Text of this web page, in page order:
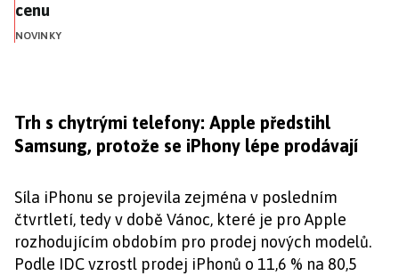
cenu
NOVINKY
Trh s chytrými telefony: Apple předstihl
Samsung, protože se iPhony lépe prodávají
Síla iPhonu se projevila zejména v posledním
čtvrtletí, tedy v době Vánoc, které je pro Apple
rozhodujícím obdobím pro prodej nových modelů.
Podle IDC vzrostl prodej iPhonů o 11,6 % na 80,5